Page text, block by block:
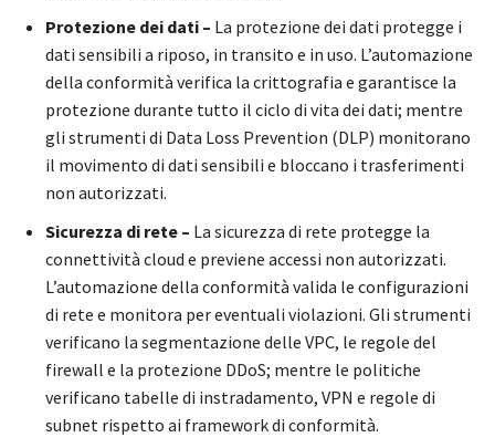
Protezione dei dati – La protezione dei dati protegge i
dati sensibili a riposo, in transito e in uso. L’automazione
della conformità verifica la crittografia e garantisce la
protezione durante tutto il ciclo di vita dei dati; mentre
gli strumenti di Data Loss Prevention (DLP) monitorano
il movimento di dati sensibili e bloccano i trasferimenti
non autorizzati.
Sicurezza di rete – La sicurezza di rete protegge la
connettività cloud e previene accessi non autorizzati.
L’automazione della conformità valida le configurazioni
di rete e monitora per eventuali violazioni. Gli strumenti
verificano la segmentazione delle VPC, le regole del
firewall e la protezione DDoS; mentre le politiche
verificano tabelle di instradamento, VPN e regole di
subnet rispetto ai framework di conformità.